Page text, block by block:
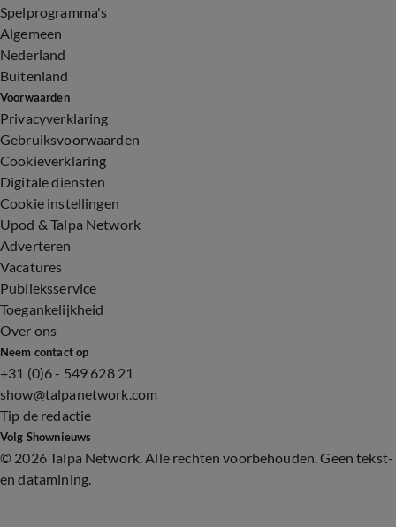
Spelprogramma's
Algemeen
Nederland
Buitenland
Voorwaarden
Privacyverklaring
Gebruiksvoorwaarden
Cookieverklaring
Digitale diensten
Cookie instellingen
Upod & Talpa Network
Adverteren
Vacatures
Publieksservice
Toegankelijkheid
Over ons
Neem contact op
+31 (0)6 - 549 628 21
show@talpanetwork.com
Tip de redactie
Volg Shownieuws
© 2026 Talpa Network. Alle rechten voorbehouden. Geen tekst-
en datamining.